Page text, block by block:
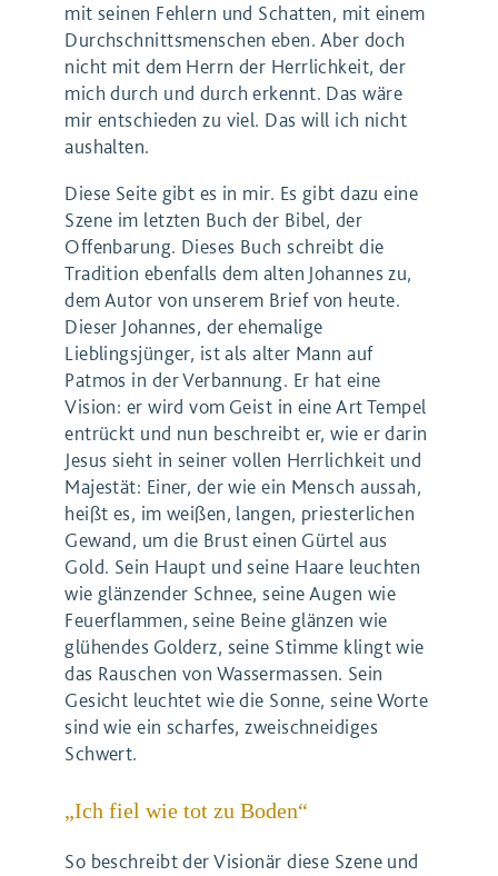
mit seinen Fehlern und Schatten, mit einem
Durchschnittsmenschen eben. Aber doch
nicht mit dem Herrn der Herrlichkeit, der
mich durch und durch erkennt. Das wäre
mir entschieden zu viel. Das will ich nicht
aushalten.
Diese Seite gibt es in mir. Es gibt dazu eine
Szene im letzten Buch der Bibel, der
Offenbarung. Dieses Buch schreibt die
Tradition ebenfalls dem alten Johannes zu,
dem Autor von unserem Brief von heute.
Dieser Johannes, der ehemalige
Lieblingsjünger, ist als alter Mann auf
Patmos in der Verbannung. Er hat eine
Vision: er wird vom Geist in eine Art Tempel
entrückt und nun beschreibt er, wie er darin
Jesus sieht in seiner vollen Herrlichkeit und
Majestät: Einer, der wie ein Mensch aussah,
heißt es, im weißen, langen, priesterlichen
Gewand, um die Brust einen Gürtel aus
Gold. Sein Haupt und seine Haare leuchten
wie glänzender Schnee, seine Augen wie
Feuerflammen, seine Beine glänzen wie
glühendes Golderz, seine Stimme klingt wie
das Rauschen von Wassermassen. Sein
Gesicht leuchtet wie die Sonne, seine Worte
sind wie ein scharfes, zweischneidiges
Schwert.
„Ich fiel wie tot zu Boden“
So beschreibt der Visionär diese Szene und